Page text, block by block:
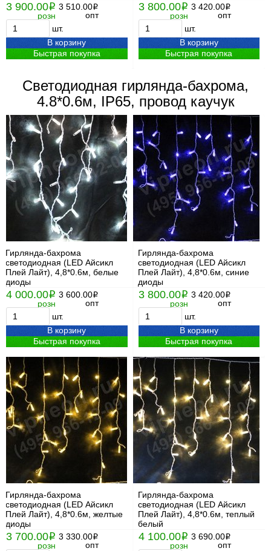
3 900.00i
розн
3 510.00i
опт
шт.
В корзину
Быстрая покупка
3 800.00i
розн
3 420.00i
опт
шт.
В корзину
Быстрая покупка
Светодиодная гирлянда-бахрома,
4.8*0.6м, IP65, провод каучук
Гирлянда-бахрома
светодиодная (LED Айсикл
Плей Лайт), 4,8*0.6м, белые
диоды
4 000.00i
розн
3 600.00i
опт
шт.
В корзину
Быстрая покупка
Гирлянда-бахрома
светодиодная (LED Айсикл
Плей Лайт), 4,8*0.6м, синие
диоды
3 800.00i
розн
3 420.00i
опт
шт.
В корзину
Быстрая покупка
Гирлянда-бахрома
светодиодная (LED Айсикл
Плей Лайт), 4,8*0.6м, желтые
диоды
3 700.00i
розн
3 330.00i
опт
Гирлянда-бахрома
светодиодная (LED Айсикл
Плей Лайт), 4,8*0.6м, теплый
белый
4 100.00i
розн
3 690.00i
опт